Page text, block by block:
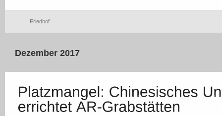
Friedhof
Dezember 2017